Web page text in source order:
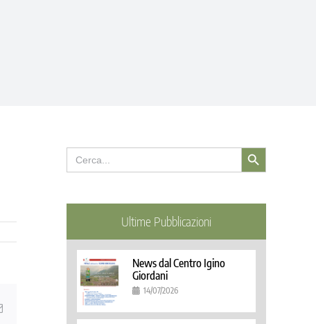
Email
Search
for:
Search Button
Ultime Pubblicazioni
News dal Centro Igino
Giordani
14/07/2026